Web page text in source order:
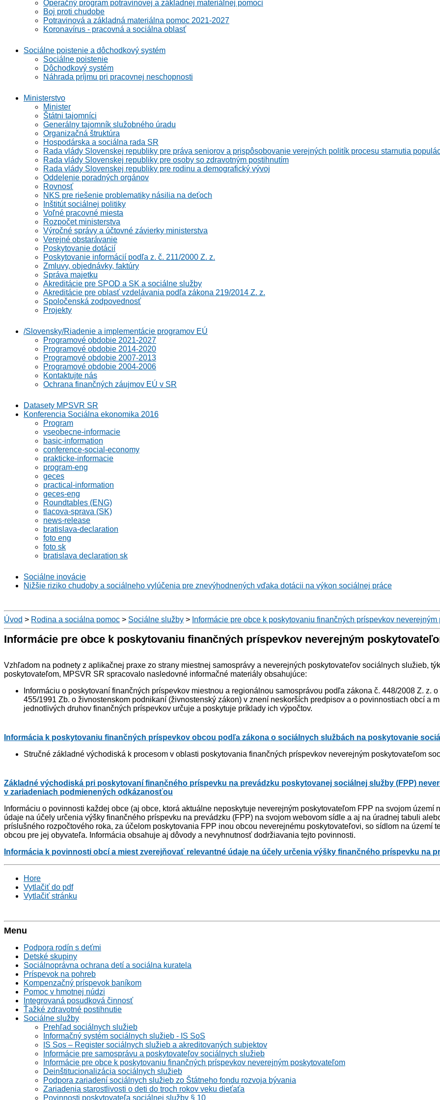
Operačný program potravinovej a základnej materiálnej pomoci
Boj proti chudobe
Potravinová a základná materiálna pomoc 2021-2027
Koronavírus - pracovná a sociálna oblasť
Sociálne poistenie a dôchodkový systém
Sociálne poistenie
Dôchodkový systém
Náhrada príjmu pri pracovnej neschopnosti
Ministerstvo
Minister
Štátni tajomníci
Generálny tajomník služobného úradu
Organizačná štruktúra
Hospodárska a sociálna rada SR
Rada vlády Slovenskej republiky pre práva seniorov a prispôsobovanie verejných politík procesu starnutia
Rada vlády Slovenskej republiky pre osoby so zdravotným postihnutím
Rada vlády Slovenskej republiky pre rodinu a demografický vývoj
Oddelenie poradných orgánov
Rovnosť
NKS pre riešenie problematiky násilia na deťoch
Inštitút sociálnej politiky
Voľné pracovné miesta
Rozpočet ministerstva
Výročné správy a účtovné závierky ministerstva
Verejné obstarávanie
Poskytovanie dotácií
Poskytovanie informácií podľa z. č. 211/2000 Z. z.
Zmluvy, objednávky, faktúry
Správa majetku
Akreditácie pre SPOD a SK a sociálne služby
Akreditácie pre oblasť vzdelávania podľa zákona 219/2014 Z. z.
Spoločenská zodpovednosť
Projekty
/Slovensky/Riadenie a implementácie programov EÚ
Programové obdobie 2021-2027
Programové obdobie 2014-2020
Programové obdobie 2007-2013
Programové obdobie 2004-2006
Kontaktujte nás
Ochrana finančných záujmov EÚ v SR
Datasety MPSVR SR
Konferencia Sociálna ekonomika 2016
Program
vseobecne-informacie
basic-information
conference-social-economy
prakticke-informacie
program-eng
geces
practical-information
geces-eng
Roundtables (ENG)
tlacova-sprava (SK)
news-release
bratislava-declaration
foto eng
foto sk
bratislava declaration sk
Sociálne inovácie
Nižšie riziko chudoby a sociálneho vylúčenia pre znevýhodnených vďaka dotácii na výkon sociálnej práce
Úvod > Rodina a sociálna pomoc > Sociálne služby > Informácie pre obce k poskytovaniu finančných príspevkov
Informácie pre obce k poskytovaniu finančných príspevkov neverejným
Vzhľadom na podnety z aplikačnej praxe zo strany miestnej samosprávy a neverejných poskytovateľov sociálnych služieb,
poskytovateľom, MPSVR SR spracovalo nasledovné informačné materiály obsahujúce:
Informáciu o poskytovaní finančných príspevkov miestnou a regionálnou samosprávou podľa zákona č. 448/2008 Z. z.
455/1991 Zb. o živnostenskom podnikaní (živnostenský zákon) v znení neskorších predpisov a o povinnostiach obcí a
jednotlivých druhov finančných príspevkov určuje a poskytuje príklady ich výpočtov.
Informácia k poskytovaniu finančných príspevkov obcou podľa zákona o sociálnych službách na poskytovanie
Stručné základné východiská k procesom v oblasti poskytovania finančných príspevkov neverejným poskytovateľom
Základné východiská pri poskytovaní finančného príspevku na prevádzku poskytovanej sociálnej služby (FPP)
v zariadeniach podmienených odkázanosťou
Informáciu o povinnosti každej obce (aj obce, ktorá aktuálne neposkytuje neverejným poskytovateľom FPP na svojom
údaje na účely určenia výšky finančného príspevku na prevádzku (FPP) na svojom webovom sídle a aj na úradnej tabuli
príslušného rozpočtového roka, za účelom poskytovania FPP inou obcou neverejnému poskytovateľovi, so sídlom na území
obcou pre jej obyvateľa. Informácia obsahuje aj dôvody a nevyhnutnosť dodržiavania tejto povinnosti.
nformácia k povinnosti obcí a miest zverejňovať relevantné údaje na účely určenia výšky finančného príspevku na
Hore
Vytlačiť do pdf
Vytlačiť stránku
Menu
Podpora rodín s deťmi
Detské skupiny
Sociálnoprávna ochrana detí a sociálna kuratela
Príspevok na pohreb
Kompenzačný príspevok baníkom
Pomoc v hmotnej núdzi
Integrovaná posudková činnosť
Ťažké zdravotné postihnutie
Sociálne služby
Prehľad sociálnych služieb
Informačný systém sociálnych služieb - IS SoS
IS Sos – Register sociálnych služieb a akreditovaných subjektov
Informácie pre samosprávu a poskytovateľov sociálnych služieb
Informácie pre obce k poskytovaniu finančných príspevkov neverejným poskytovateľom
Deinštitucionalizácia sociálnych služieb
Podpora zariadení sociálnych služieb zo Štátneho fondu rozvoja bývania
Zariadenia starostlivosti o deti do troch rokov veku dieťaťa
Povinnosti poskytovateľa sociálnej služby § 10